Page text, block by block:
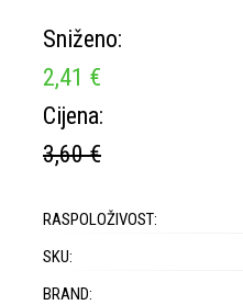
Sniženo:
2,41 €
Cijena:
3,60 €
RASPOLOŽIVOST:
SKU:
BRAND: